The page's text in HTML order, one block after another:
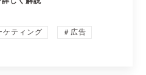
ケティング ＃広告